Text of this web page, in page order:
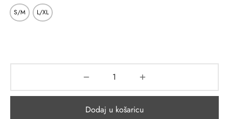
S/M L/XL
Dodaj u košaricu